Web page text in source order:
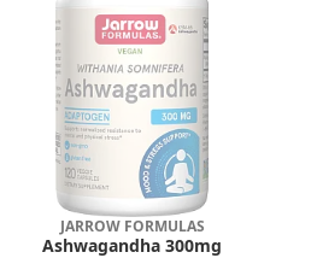
JARROW FORMULAS
Ashwagandha 300mg